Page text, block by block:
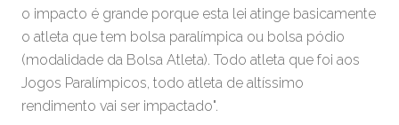
o impacto é grande porque esta lei atinge basicamente
o atleta que tem bolsa paralímpica ou bolsa pódio
(modalidade da Bolsa Atleta). Todo atleta que foi aos
Jogos Paralímpicos, todo atleta de altíssimo
rendimento vai ser impactado".